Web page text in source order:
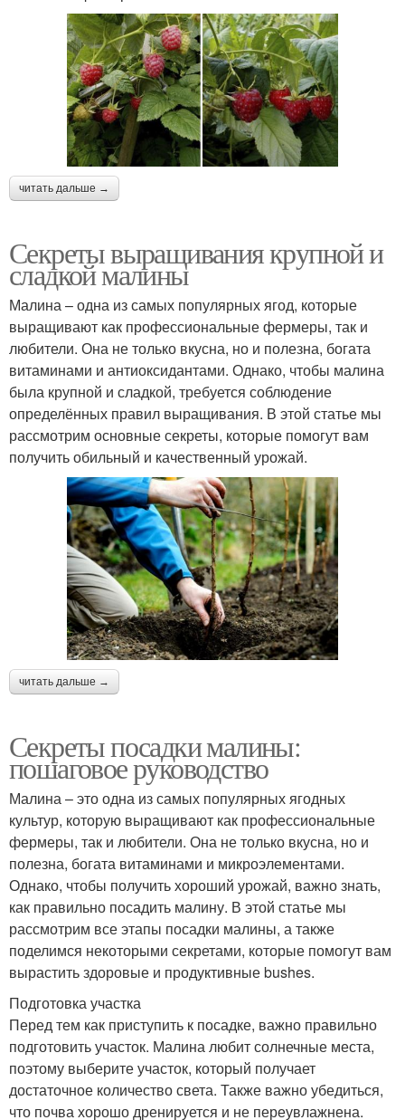
читать дальше →
Секреты выращивания крупной и
сладкой малины
Малина – одна из самых популярных ягод, которые
выращивают как профессиональные фермеры, так и
любители. Она не только вкусна, но и полезна, богата
витаминами и антиоксидантами. Однако, чтобы малина
была крупной и сладкой, требуется соблюдение
определённых правил выращивания. В этой статье мы
рассмотрим основные секреты, которые помогут вам
получить обильный и качественный урожай.
читать дальше →
Секреты посадки малины:
пошаговое руководство
Малина – это одна из самых популярных ягодных
культур, которую выращивают как профессиональные
фермеры, так и любители. Она не только вкусна, но и
полезна, богата витаминами и микроэлементами.
Однако, чтобы получить хороший урожай, важно знать,
как правильно посадить малину. В этой статье мы
рассмотрим все этапы посадки малины, а также
поделимся некоторыми секретами, которые помогут вам
вырастить здоровые и продуктивные bushes.
Подготовка участка
Перед тем как приступить к посадке, важно правильно
подготовить участок. Малина любит солнечные места,
поэтому выберите участок, который получает
достаточное количество света. Также важно убедиться,
что почва хорошо дренируется и не переувлажнена.